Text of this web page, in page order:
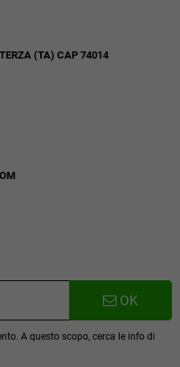
(TA) CAP 74014
OK
A questo scopo, cerca le info di